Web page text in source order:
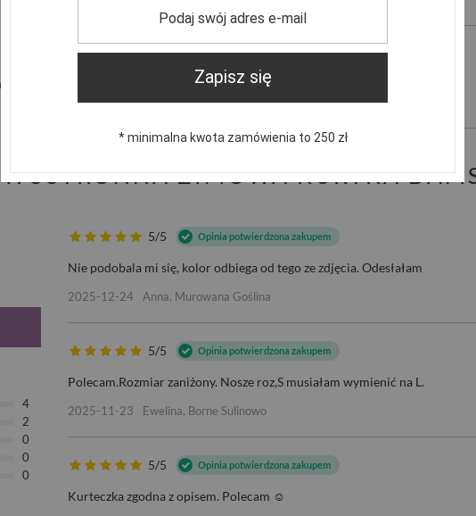
Potrzebujesz pomocy? Masz pytania?
odpowiemy niezwłocznie, najciekawsze pytania i odpowiedzi
ZIMOWA KURTKA
4
2
0
0
0
5/5 Opinia potwierdzona zakupem
Nie podobala mi się, kolor odbiega od tego ze zdjęcia. Odesłałam
2025-12-24 Anna, Murowana Goślina
5/5 Opinia potwierdzona zakupem
Polecam.Rozmiar zaniżony. Nosze roz,S musiałam wymienić na L.
2025-11-23 Ewelina, Borne Sulinowo
5/5 Opinia potwierdzona zakupem
Kurteczka zgodna z opisem. Polecam ☺️
Zapisz się
* minimalna kwota zamówienia to 250 zł